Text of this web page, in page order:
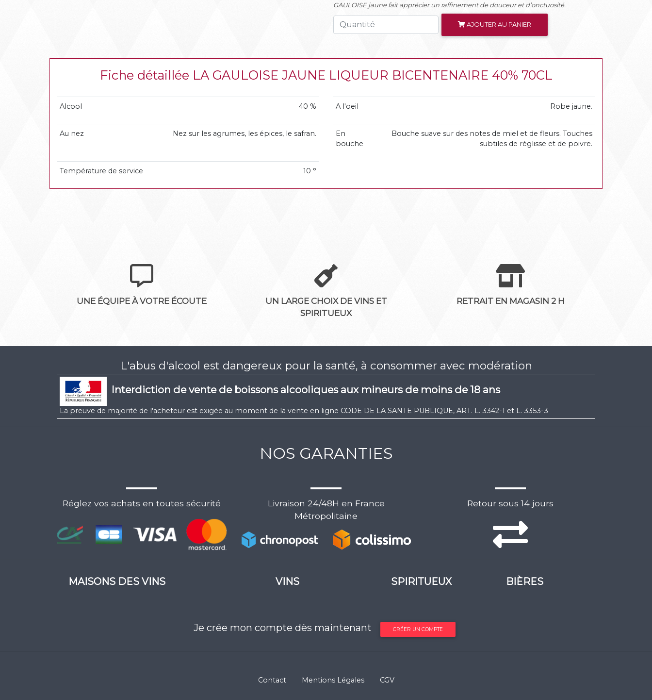
GAULOISE jaune fait apprécier un raffinement de douceur et d’onctuosité.
AJOUTER AU PANIER
Fiche détaillée LA GAULOISE JAUNE LIQUEUR BICENTENAIRE 40% 70CL
Alcool 40 % A l'oeil Robe jaune.
Au nez Nez sur les agrumes, les épices, le safran.
En
bouche
Bouche suave sur des notes de miel et de fleurs. Touches
subtiles de réglisse et de poivre.
Température de service 10 °
UNE ÉQUIPE À VOTRE ÉCOUTE
UN LARGE CHOIX DE VINS ET
SPIRITUEUX
RETRAIT EN MAGASIN 2 H
L'abus d'alcool est dangereux pour la santé, à consommer avec modération
Interdiction de vente de boissons alcooliques aux mineurs de moins de 18 ans
La preuve de majorité de l'acheteur est exigée au moment de la vente en ligne CODE DE LA SANTE PUBLIQUE, ART. L. 3342-1 et L. 3353-3
NOS GARANTIES
Réglez vos achats en toutes sécurité
Livraison 24/48H en France
Métropolitaine
Retour sous 14 jours
MAISONS DES VINS VINS SPIRITUEUX BIÈRES
Je crée mon compte dès maintenant CRÉER UN COMPTE
Contact Mentions Légales CGV